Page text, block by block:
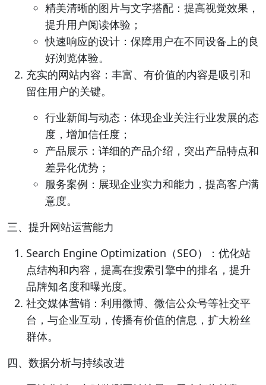
精美清晰的图片与文字搭配：提高视觉效果，
提升用户阅读体验；
快速响应的设计：保障用户在不同设备上的良
好浏览体验。
充实的网站内容：丰富、有价值的内容是吸引和
留住用户的关键。
行业新闻与动态：体现企业关注行业发展的态
度，增加信任度；
产品展示：详细的产品介绍，突出产品特点和
差异化优势；
服务案例：展现企业实力和能力，提高客户满
意度。
三、提升网站运营能力
Search Engine Optimization（SEO）：优化站
点结构和内容，提高在搜索引擎中的排名，提升
品牌知名度和曝光度。
社交媒体营销：利用微博、微信公众号等社交平
台，与企业互动，传播有价值的信息，扩大粉丝
群体。
四、数据分析与持续改进